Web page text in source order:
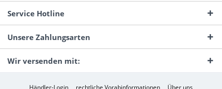
Service Hotline
Unsere Zahlungsarten
Wir versenden mit: